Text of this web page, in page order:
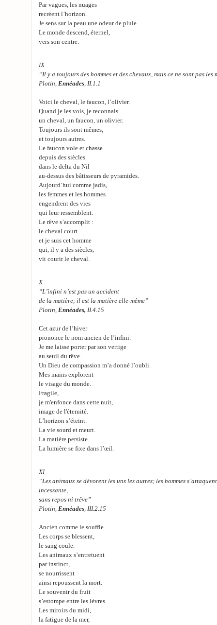
Par vagues, les nuages
recréent l’horizon.
Je sens sur la peau une odeur de pluie.
Le monde descend, éternel,
vers son centre.
IX
“Il y a toujours des hommes et des chevaux, mais ce ne sont pas les
Plotin, Ennéades, II.1.1
Voici le cheval, le faucon, l’olivier.
Quand je les vois, je reconnais
un cheval, un faucon, un olivier.
Toujours ils sont mêmes,
et toujours autres.
Le faucon vole et chasse
depuis des siècles
dans le delta du Nil
au-dessus des bâtisseurs de pyramides.
Aujourd’hui comme jadis,
les femmes et les hommes
engendrent des vies
qui leur ressemblent.
Le rêve s’accomplit :
le cheval court
et je suis cet homme
qui, il y a des siècles,
vit courir le cheval.
X
“L’infini n’est pas un accident
de la matière; il est la matière elle-même”
Plotin, Ennéades, II.4.15
Cet azur de l’hiver
prononce le nom ancien de l’infini.
Je me laisse porter par son vertige
au seuil du rêve.
Un Dieu de compassion m’a donné l’oubli.
Mes mains explorent
le visage du monde.
Fragile,
je m'enfonce dans cette nuit,
image de l'éternité.
L’horizon s’éteint.
La vie sourd et meurt.
La matière persiste.
La lumière se fixe dans l’œil.
XI
“Les animaux se dévorent les uns les autres; les hommes
incessante,
sans repos ni trêve”
Plotin, Ennéades, III.2.15
Ancien comme le souffle.
Les corps se blessent,
le sang coule.
Les animaux s’entretuent
par instinct,
se nourrissent
ainsi repoussent la mort.
Le souvenir du fruit
s’estompe entre les lèvres
Les miroirs du midi,
la fatigue de la mer,